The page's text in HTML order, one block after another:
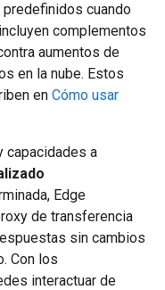
cuando
complementos
aumentos de
en la nube. Estos
en Cómo usar
capacidades a
Edge
de transferencia
sin cambios
Con los
interactuar de